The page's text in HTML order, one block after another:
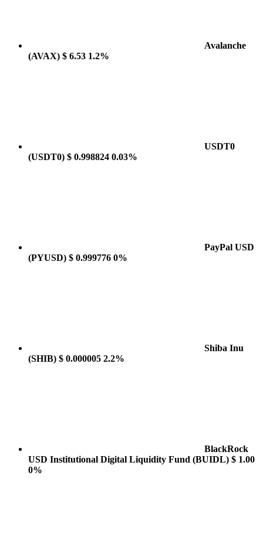
Avalanche
(AVAX) $ 6.53 1.2%
USDT0
(USDT0) $ 0.998824 0.03%
PayPal USD
(PYUSD) $ 0.999776 0%
Shiba Inu
(SHIB) $ 0.000005 2.2%
BlackRock
USD Institutional Digital Liquidity Fund (BUIDL) $ 1.00
0%